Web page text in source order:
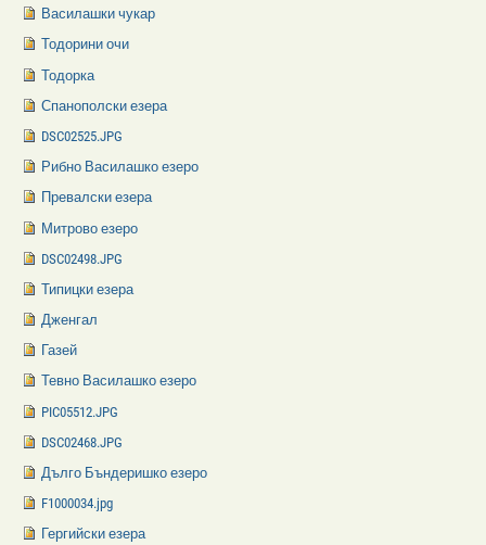
Василашки чукар
Тодорини очи
Тодорка
Спанополски езера
DSC02525.JPG
Рибно Василашко езеро
Превалски езера
Митрово езеро
DSC02498.JPG
Типицки езера
Дженгал
Газей
Тевно Василашко езеро
PIC05512.JPG
DSC02468.JPG
Дълго Бъндеришко езеро
F1000034.jpg
Гергийски езера